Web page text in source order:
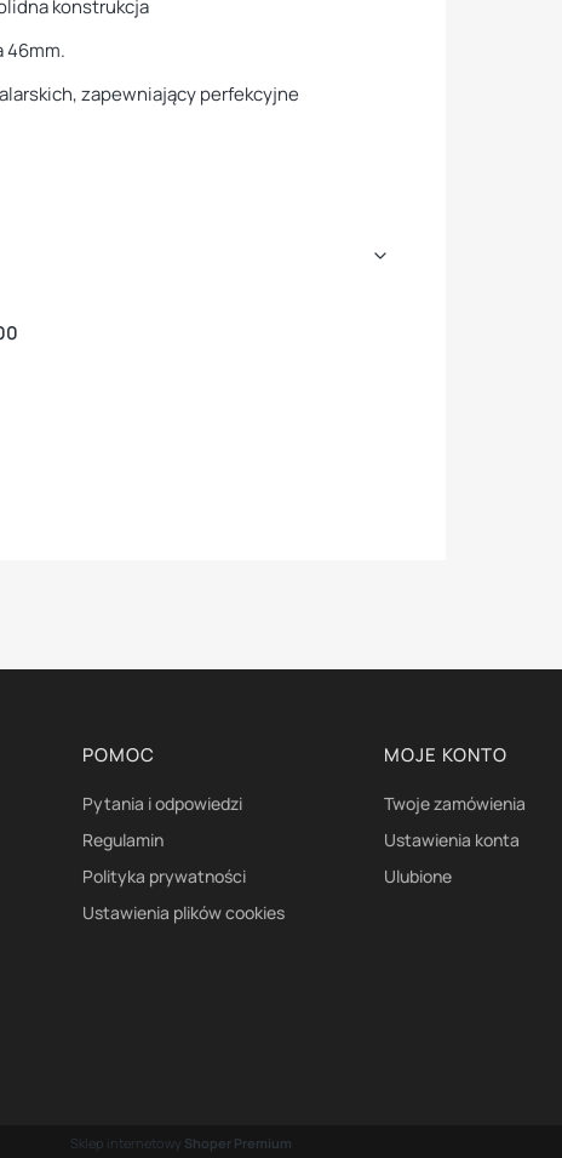
konstrukcja
46mm.
zapewniający perfekcyjne
POMOC
Pytania i odpowiedzi
Regulamin
Polityka prywatności
Ustawienia plików cookies
MOJE KONTO
Twoje zamówienia
Ustawienia konta
Ulubione
Sklep internetowy Shoper Premium